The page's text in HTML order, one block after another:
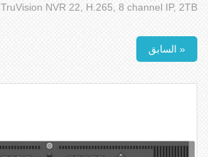
TruVision NVR 22, H.265, 8 channel IP, 2TB
« السابق